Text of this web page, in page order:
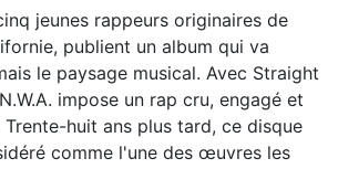
jeunes rappeurs originaires de
publient un album qui va
le paysage musical. Avec Straight
impose un rap cru, engagé et
Trente-huit ans plus tard, ce disque
comme l'une des œuvres les